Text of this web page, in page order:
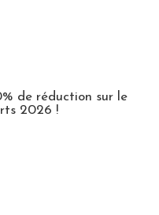
de réduction sur le
2026 !